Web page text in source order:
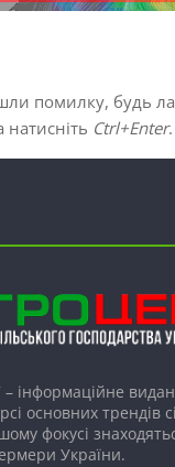
помилку, будь
натисніть Ctrl+Enter.
– інформаційне
основних трендів
фокусі
України.